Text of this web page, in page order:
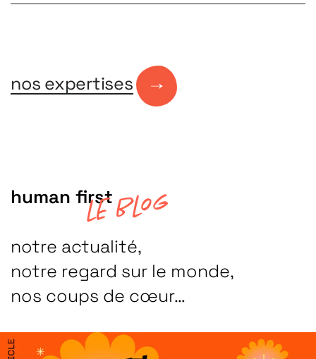
nos expertises
human first
notre actualité,
notre regard sur le monde,
nos coups de cœur…